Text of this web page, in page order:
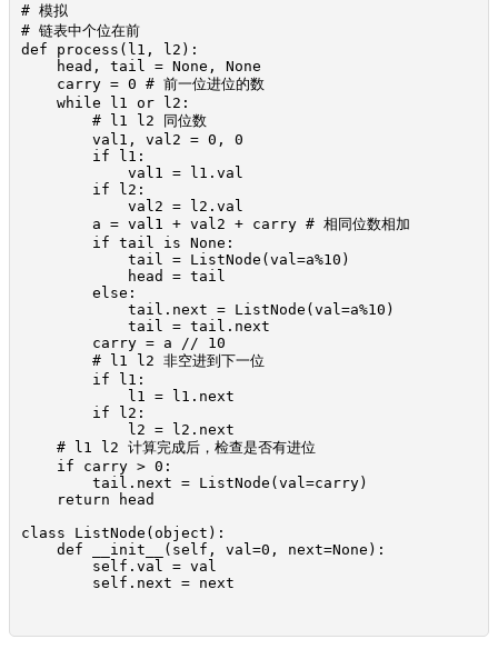
# 模拟
# 链表中个位在前
def process(l1, l2):
    head, tail = None, None
    carry = 0 # 前一位进位的数
    while l1 or l2:
        # l1 l2 同位数
        val1, val2 = 0, 0
        if l1:
            val1 = l1.val
        if l2:
            val2 = l2.val
        a = val1 + val2 + carry # 相同位数相加
        if tail is None:
            tail = ListNode(val=a%10)
            head = tail
        else:
            tail.next = ListNode(val=a%10)
            tail = tail.next
        carry = a // 10
        # l1 l2 非空进到下一位
        if l1:
            l1 = l1.next
        if l2:
            l2 = l2.next
    # l1 l2 计算完成后，检查是否有进位
    if carry > 0:
        tail.next = ListNode(val=carry)
    return head
class ListNode(object):
    def __init__(self, val=0, next=None):
        self.val = val
        self.next = next